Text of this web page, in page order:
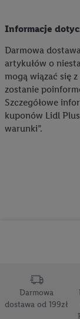
Informacje
Darmowa
artykułów o
mogą wiązać się
zostanie
Szczegółowe
kuponów Lidl
warunki”.
Darmowa
dostawa od 199zł